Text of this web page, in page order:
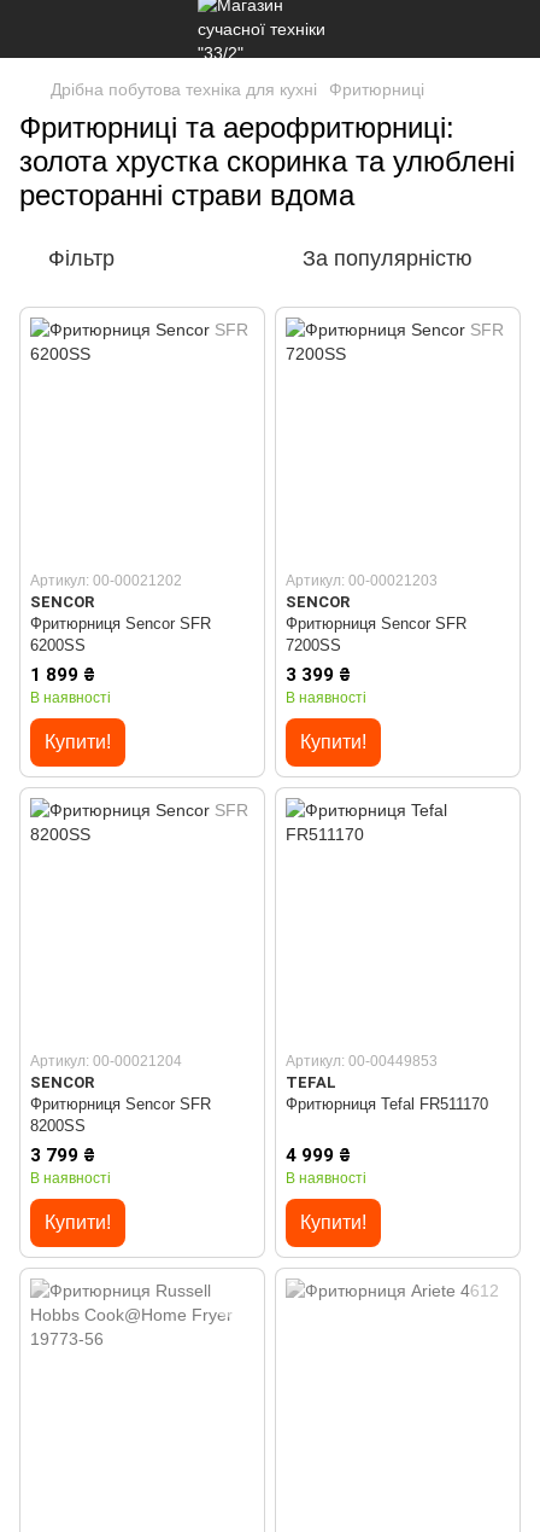
Дрібна побутова техніка для кухні Фритюрниці
Фритюрниці та аерофритюрниці:
золота хрустка скоринка та улюблені
ресторанні страви вдома
Фільтр За популярністю
Артикул: 00-00021202
SENCOR
Фритюрниця Sencor SFR
6200SS
1 899 ₴
В наявності
Купити!
Артикул: 00-00021203
SENCOR
Фритюрниця Sencor SFR
7200SS
3 399 ₴
В наявності
Купити!
Артикул: 00-00021204
SENCOR
Фритюрниця Sencor SFR
8200SS
3 799 ₴
В наявності
Купити!
Артикул: 00-00449853
TEFAL
Фритюрниця Tefal FR511170
4 999 ₴
В наявності
Купити!